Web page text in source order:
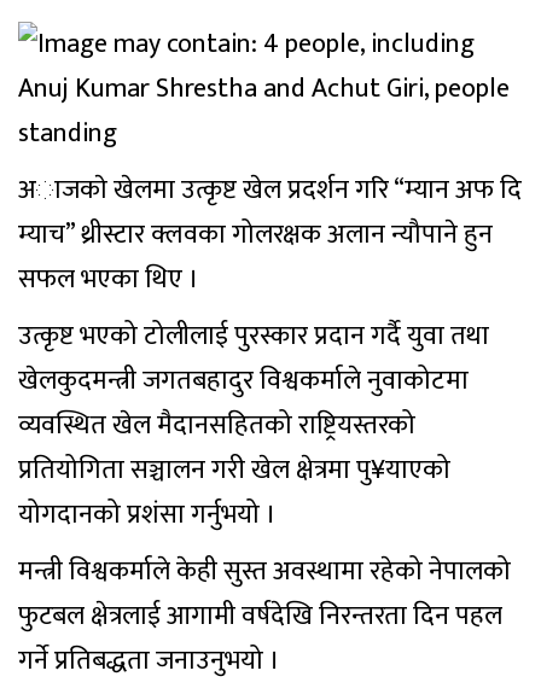
अाजकाे खेलमा उत्कृष्ट खेल प्रदर्शन गरि “म्यान अफ दि
म्याच” थ्रीस्टार क्लवका गोलरक्षक अलान न्यौपाने हुन
सफल भएका थिए ।
उत्कृष्ट भएको टोलीलाई पुरस्कार प्रदान गर्दै युवा तथा
खेलकुदमन्त्री जगतबहादुर विश्वकर्माले नुवाकोटमा
व्यवस्थित खेल मैदानसहितको राष्ट्रियस्तरको
प्रतियोगिता सञ्चालन गरी खेल क्षेत्रमा पु¥याएको
योगदानको प्रशंसा गर्नुभयो ।
मन्त्री विश्वकर्माले केही सुस्त अवस्थामा रहेको नेपालको
फुटबल क्षेत्रलाई आगामी वर्षदेखि निरन्तरता दिन पहल
गर्ने प्रतिबद्धता जनाउनुभयो ।